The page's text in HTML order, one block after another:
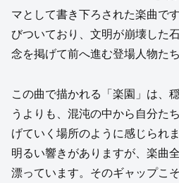
マとして書き下ろされた楽曲で
びついており、文明が崩壊した
念を掲げて前へ進む登場人物た
この曲で描かれる「楽園」は、
うよりも、混沌の中から自分た
げていく場所のように感じられ
明るい響きがありますが、楽曲
漂っています。そのギャップこ